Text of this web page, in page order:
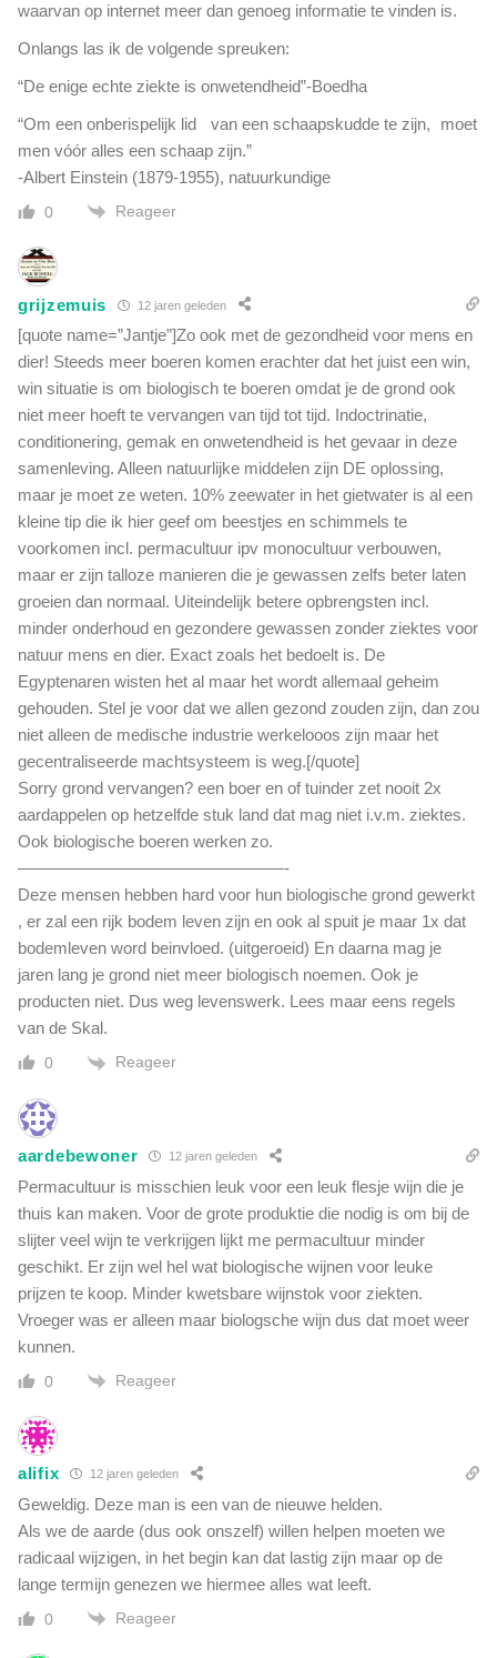
waarvan op internet meer dan genoeg informatie te vinden is.
Onlangs las ik de volgende spreuken:
“De enige echte ziekte is onwetendheid”-Boedha
“Om een onberispelijk lid van een schaapskudde te zijn, moet
men vóór alles een schaap zijn.”
-Albert Einstein (1879-1955), natuurkundige
0 Reageer
grijzemuis 12 jaren geleden
[quote name=”Jantje”]Zo ook met de gezondheid voor mens en
dier! Steeds meer boeren komen erachter dat het juist een win,
win situatie is om biologisch te boeren omdat je de grond ook
niet meer hoeft te vervangen van tijd tot tijd. Indoctrinatie,
conditionering, gemak en onwetendheid is het gevaar in deze
samenleving. Alleen natuurlijke middelen zijn DE oplossing,
maar je moet ze weten. 10% zeewater in het gietwater is al een
kleine tip die ik hier geef om beestjes en schimmels te
voorkomen incl. permacultuur ipv monocultuur verbouwen,
maar er zijn talloze manieren die je gewassen zelfs beter laten
groeien dan normaal. Uiteindelijk betere opbrengsten incl.
minder onderhoud en gezondere gewassen zonder ziektes voor
natuur mens en dier. Exact zoals het bedoelt is. De
Egyptenaren wisten het al maar het wordt allemaal geheim
gehouden. Stel je voor dat we allen gezond zouden zijn, dan zou
niet alleen de medische industrie werkelooos zijn maar het
gecentraliseerde machtsysteem is weg.[/quote]
Sorry grond vervangen? een boer en of tuinder zet nooit 2x
aardappelen op hetzelfde stuk land dat mag niet i.v.m. ziektes.
Ook biologische boeren werken zo.
————————————————-
Deze mensen hebben hard voor hun biologische grond gewerkt
, er zal een rijk bodem leven zijn en ook al spuit je maar 1x dat
bodemleven word beinvloed. (uitgeroeid) En daarna mag je
jaren lang je grond niet meer biologisch noemen. Ook je
producten niet. Dus weg levenswerk. Lees maar eens regels
van de Skal.
0 Reageer
aardebewoner 12 jaren geleden
Permacultuur is misschien leuk voor een leuk flesje wijn die je
thuis kan maken. Voor de grote produktie die nodig is om bij de
slijter veel wijn te verkrijgen lijkt me permacultuur minder
geschikt. Er zijn wel hel wat biologische wijnen voor leuke
prijzen te koop. Minder kwetsbare wijnstok voor ziekten.
Vroeger was er alleen maar biologsche wijn dus dat moet weer
kunnen.
0 Reageer
alifix 12 jaren geleden
Geweldig. Deze man is een van de nieuwe helden.
Als we de aarde (dus ook onszelf) willen helpen moeten we
radicaal wijzigen, in het begin kan dat lastig zijn maar op de
lange termijn genezen we hiermee alles wat leeft.
0 Reageer